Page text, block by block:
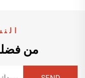
من